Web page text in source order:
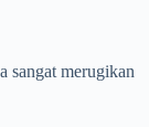
sangat merugikan